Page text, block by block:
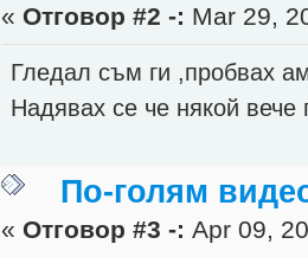
« Отговор #2 -: Mar 29,
Гледал съм ги ,пробвах
Надявах се че някой вече
По-голям
« Отговор #3 -: Apr 09,